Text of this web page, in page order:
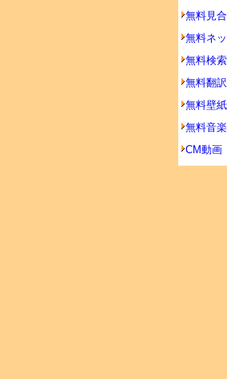
無料見
無料ネ
無料検
無料翻
無料壁紙
無料音
CM動画